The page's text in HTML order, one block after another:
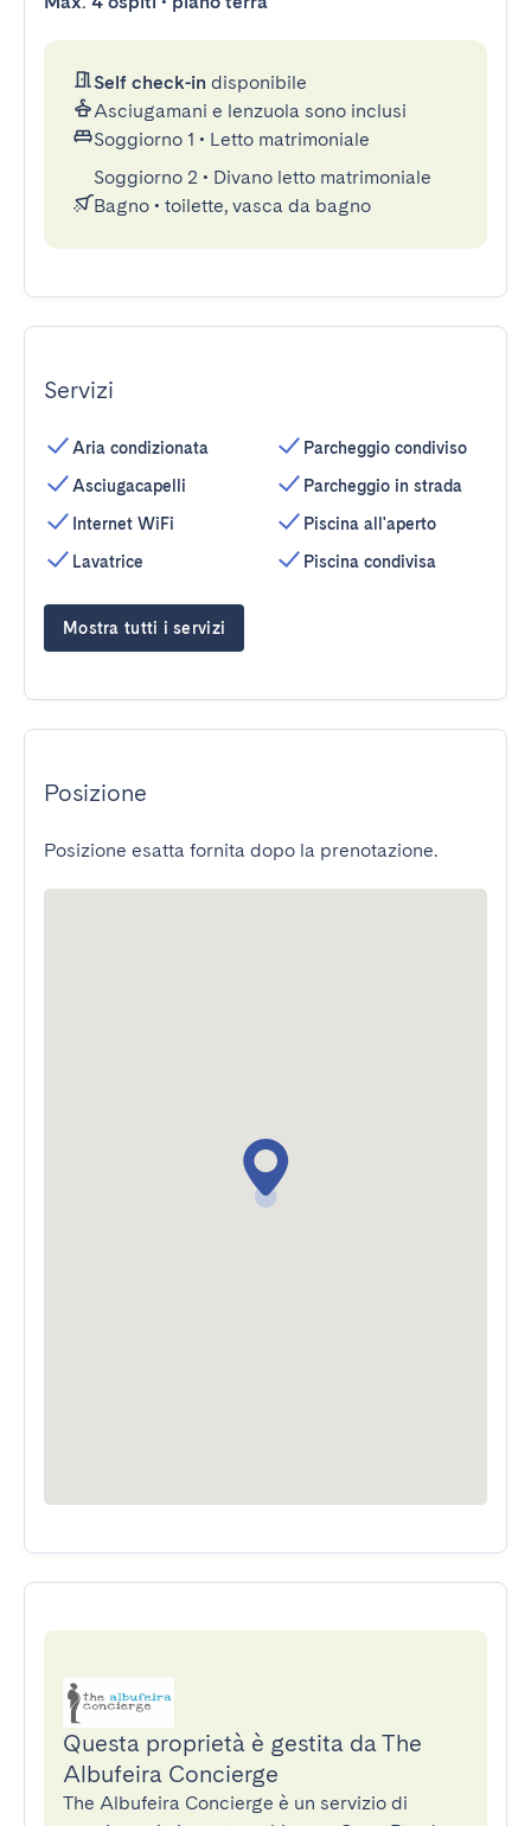
Self check-in disponibile
Asciugamani e lenzuola sono inclusi
Soggiorno 1 • Letto matrimoniale
Soggiorno 2 • Divano letto matrimoniale
Bagno • toilette, vasca da bagno
Servizi
Aria condizionata
Asciugacapelli
Internet WiFi
Lavatrice
Parcheggio condiviso
Parcheggio in strada
Piscina all'aperto
Piscina condivisa
Mostra tutti i servizi
Posizione
Posizione esatta fornita dopo la prenotazione.
Questa proprietà è gestita da The
Albufeira Concierge
The Albufeira Concierge è un servizio di